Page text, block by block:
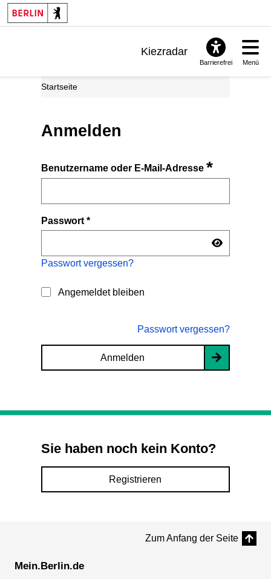
Kiezradar
Barrierefrei Menü
Startseite
Anmelden
Benutzername oder E-Mail-Adresse*
Passwort*
Passwort vergessen?
Angemeldet bleiben
Passwort vergessen?
Anmelden
Sie haben noch kein Konto?
Registrieren
Zum Anfang der Seite
Mein.Berlin.de